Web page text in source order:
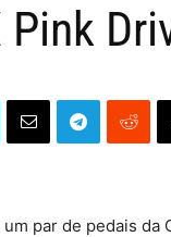
par de pedais